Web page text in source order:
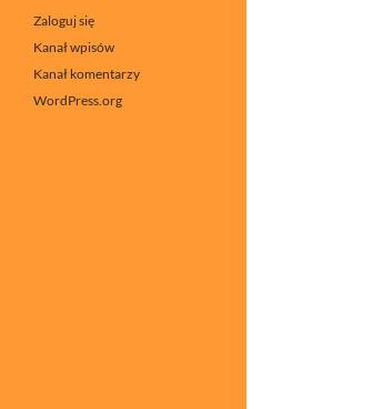
Zaloguj się
Kanał wpisów
Kanał komentarzy
WordPress.org